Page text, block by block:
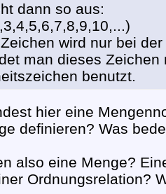
dann so aus:
wird nur bei
man dieses
benutzt.
hier eine
definieren? Was
also eine Menge?
Ordnungsrelation?